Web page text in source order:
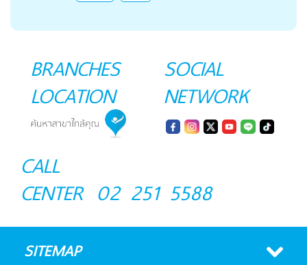
BRANCHES
LOCATION
SOCIAL
NETWORK
CALL
CENTER 02 251 5588
SITEMAP